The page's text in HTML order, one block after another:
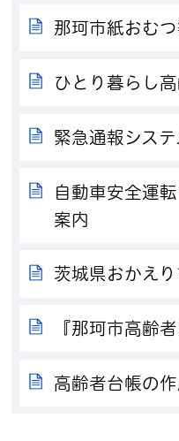
那珂市紙おむ
ひとり暮らし
緊急通報シス
自動車安全運
案内
茨城県おかえり
『那珂市高齢
高齢者台帳の